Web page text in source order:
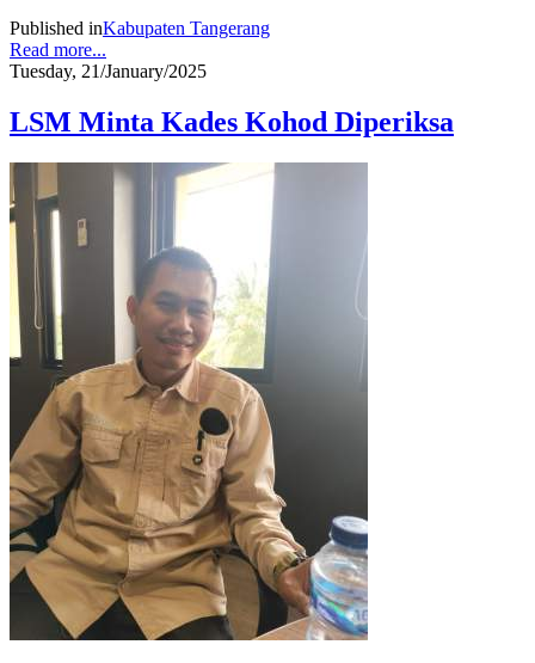
Published inKabupaten Tangerang
Read more...
Tuesday, 21/January/2025
LSM Minta Kades Kohod Diperiksa